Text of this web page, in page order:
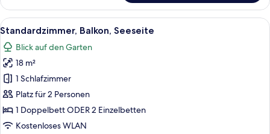
Doppelzimmer,
Balkon,
Seeseite
Alle
Fotos
für
Standardzimmer,
Balkon,
Seeseite
anzeigen
Ein Hotelzimmer mit einem großen
3
Standardzimmer, Balkon, Seeseite
Blick auf den Garten
18 m²
1 Schlafzimmer
Platz für 2 Personen
1 Doppelbett ODER 2 Einzelbetten
Kostenloses WLAN